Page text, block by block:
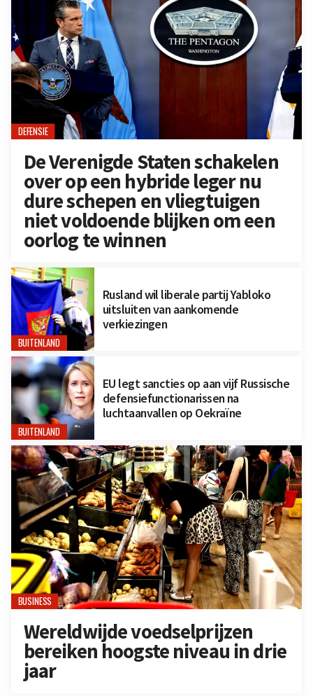
DEFENSIE
De Verenigde Staten schakelen
over op een hybride leger nu
dure schepen en vliegtuigen
niet voldoende blijken om een
oorlog te winnen
BUITENLAND
Rusland wil liberale partij Yabloko
uitsluiten van aankomende
verkiezingen
BUITENLAND
EU legt sancties op aan vijf Russische
defensiefunctionarissen na
luchtaanvallen op Oekraïne
BUSINESS
Wereldwijde voedselprijzen
bereiken hoogste niveau in drie
jaar